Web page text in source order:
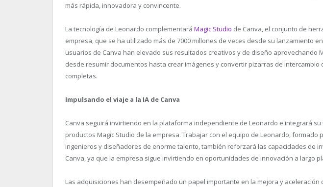
más rápida, innovadora y convincente.
La tecnología de Leonardo complementará Magic Studio de Canva, el conjunto de
empresa, que se ha utilizado más de 7000 millones de veces desde su lanzamiento
usuarios de Canva han elevado sus resultados creativos y de diseño aprovechando
desde resumir documentos hasta crear imágenes y convertir pizarras de
completas.
Impulsando el viaje a la IA de Canva
Canva seguirá invirtiendo en la plataforma independiente de Leonardo e integrará
productos Magic Studio de la empresa. Trabajar con el equipo de Leonardo, formado
ingenieros y diseñadores de enorme talento, también reforzará las capacidades de
Canva, ya que la empresa sigue invirtiendo en oportunidades de innovación a largo
Las adquisiciones han desempeñado un papel importante en la mejora y aceleración